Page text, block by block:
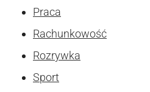
Praca
Rachunkowość
Rozrywka
Sport